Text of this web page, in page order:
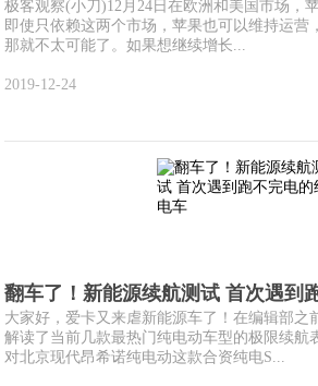
极客观察(小刀)12月24日在欧洲和美国市场，
即使只依赖这两个市场，苹果也可以维持运营
那就不太可能了。如果想继续增长...
2019-12-24
翻车了！新能源续航测试 首次遇到
大家好，爱卡又来虐新能源车了！在编辑部之
解读了当前几款最热门纯电动车型的极限续航
对北京现代昂希诺纯电动这款合资纯电S...